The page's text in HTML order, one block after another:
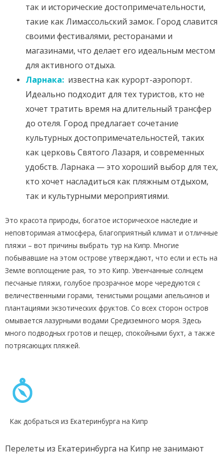
так и исторические достопримечательности,
такие как Лимассольский замок. Город славится
своими фестивалями, ресторанами и
магазинами, что делает его идеальным местом
для активного отдыха.
Ларнака: известна как курорт-аэропорт.
Идеально подходит для тех туристов, кто не
хочет тратить время на длительный трансфер
до отеля. Город предлагает сочетание
культурных достопримечательностей, таких
как церковь Святого Лазаря, и современных
удобств. Ларнака — это хороший выбор для тех,
кто хочет насладиться как пляжным отдыхом,
так и культурными мероприятиями.
Это красота природы, богатое историческое наследие и
неповторимая атмосфера, благоприятный климат и отличные
пляжи – вот причины выбрать тур на Кипр. Многие
побывавшие на этом острове утверждают, что если и есть на
Земле воплощение рая, то это Кипр. Увенчанные солнцем
песчаные пляжи, голубое прозрачное море чередуются с
величественными горами, тенистыми рощами апельсинов и
плантациями экзотических фруктов. Со всех сторон остров
омывается лазурными водами Средиземного моря. Здесь
много подводных гротов и пещер, спокойными бухт, а также
потрясающих пляжей.
Как добраться из Екатеринбурга на Кипр
Перелеты из Екатеринбурга на Кипр не занимают